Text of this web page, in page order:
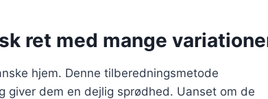
ret med mange
hjem. Denne tilberedningsmetode
dem en dejlig sprødhed. Uanset om de